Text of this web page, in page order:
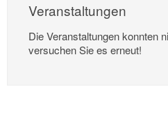
Veranstaltungen
Die Veranstaltungen konnten
versuchen Sie es erneut!